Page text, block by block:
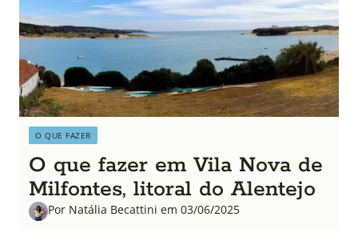
O QUE FAZER
O que fazer em Vila Nova de
Milfontes, litoral do Alentejo
Por Natália Becattini em 03/06/2025